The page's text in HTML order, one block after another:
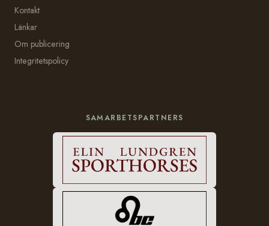
Kontakt
Länkar
Om publicering
Integritetspolicy
SAMARBETSPARTNERS